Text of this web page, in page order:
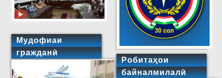
Мудофиаи
гражданӣ
Робитаҳои
байналмилалӣ